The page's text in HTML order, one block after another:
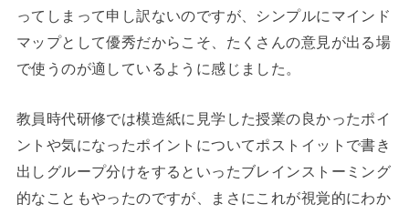
ってしまって申し訳ないのですが、シンプルにマインド
マップとして優秀だからこそ、たくさんの意見が出る場
で使うのが適しているように感じました。
教員時代研修では模造紙に見学した授業の良かったポイ
ントや気になったポイントについてポストイットで書き
出しグループ分けをするといったブレインストーミング
的なこともやったのですが、まさにこれが視覚的にわか